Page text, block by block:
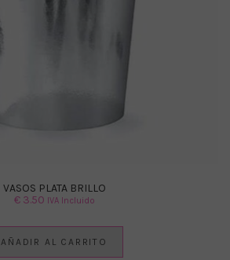
VASOS PLATA BRILLO
€3.50 IVA Incluido
AÑADIR AL CARRITO